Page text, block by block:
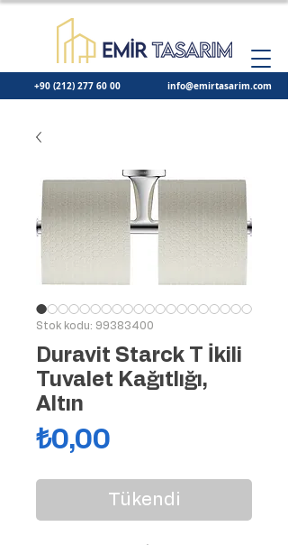
+90 (212) 277 60 00 info@emirtasarim.com
Stok kodu: 99383400
Duravit Starck T İkili
Tuvalet Kağıtlığı,
Altın
₺0,00
Tükendi